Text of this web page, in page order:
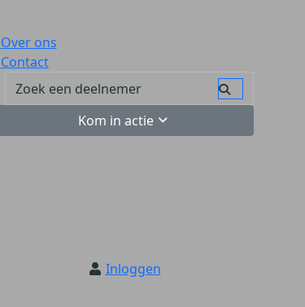
Over ons
Contact
Kom in actie
Inloggen